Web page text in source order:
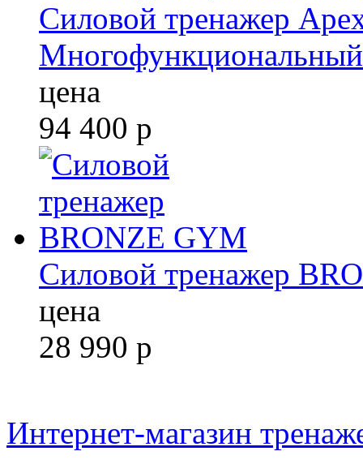
Силовой тренажер
Многофункциональный
цена
94 400 р
Силовой тренажер
цена
28 990 р
Интернет-магазин